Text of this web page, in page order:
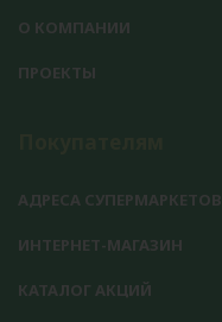
О КОМПАНИИ
ПРОЕКТЫ
АДРЕСА СУПЕРМАРКЕТОВ
ИНТЕРНЕТ-МАГАЗИН
КАТАЛОГ АКЦИЙ